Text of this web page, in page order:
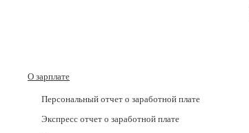
О зарплате
Персональный отчет о заработной плате
Экспресс отчет о заработной плате